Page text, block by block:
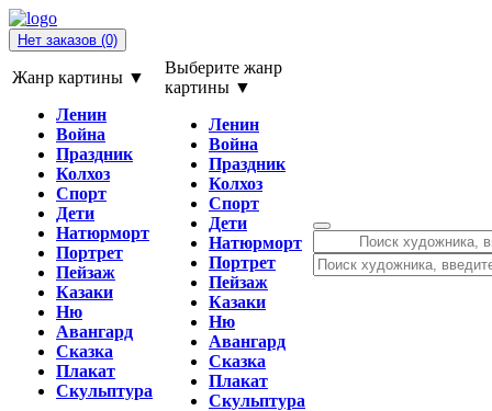
Нет заказов (0)
Жанр картины ▼
Ленин
Война
Праздник
Колхоз
Спорт
Дети
Натюрморт
Портрет
Пейзаж
Казаки
Ню
Авангард
Сказка
Плакат
Скульптура
Выберите жанр
картины ▼
Ленин
Война
Праздник
Колхоз
Спорт
Дети
Натюрморт
Портрет
Пейзаж
Казаки
Ню
Авангард
Сказка
Плакат
Скульптура